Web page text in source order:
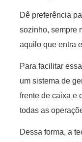
Dê preferência
sozinho, sempre
aquilo que entra
Para facilitar
um sistema de
frente de caixa e
todas as
Dessa forma, a